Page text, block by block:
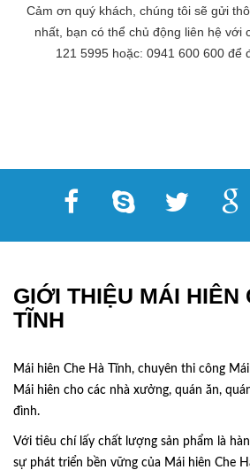
Cảm ơn quý khách, chúng tôi sẽ gửi
nhất, bạn có thể chủ động liên hệ với
121 5995 hoặc: 0941 600 600 để
GIỚI THIỆU MÁI HIÊN
TĨNH
Mái hiên Che Hà Tĩnh, chuyên thi công
Mái hiên cho các nhà xưởng, quán ăn,
đình.
Với tiêu chí lấy chất lượng sản phẩm là
sự phát triển bền vững của Mái hiên Che